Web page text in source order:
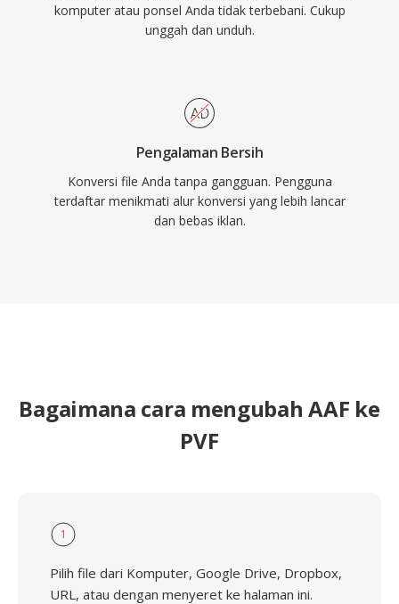
komputer atau ponsel Anda tidak terbebani. Cukup
unggah dan unduh.
Pengalaman Bersih
Konversi file Anda tanpa gangguan. Pengguna
terdaftar menikmati alur konversi yang lebih lancar
dan bebas iklan.
Bagaimana cara mengubah AAF ke
PVF
1
Pilih file dari Komputer, Google Drive, Dropbox,
URL, atau dengan menyeret ke halaman ini.